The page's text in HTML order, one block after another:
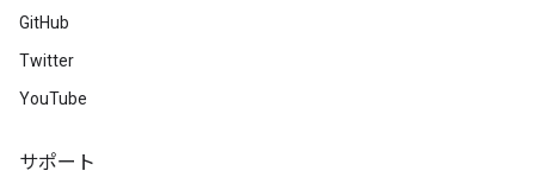
GitHub
Twitter
YouTube
サポート